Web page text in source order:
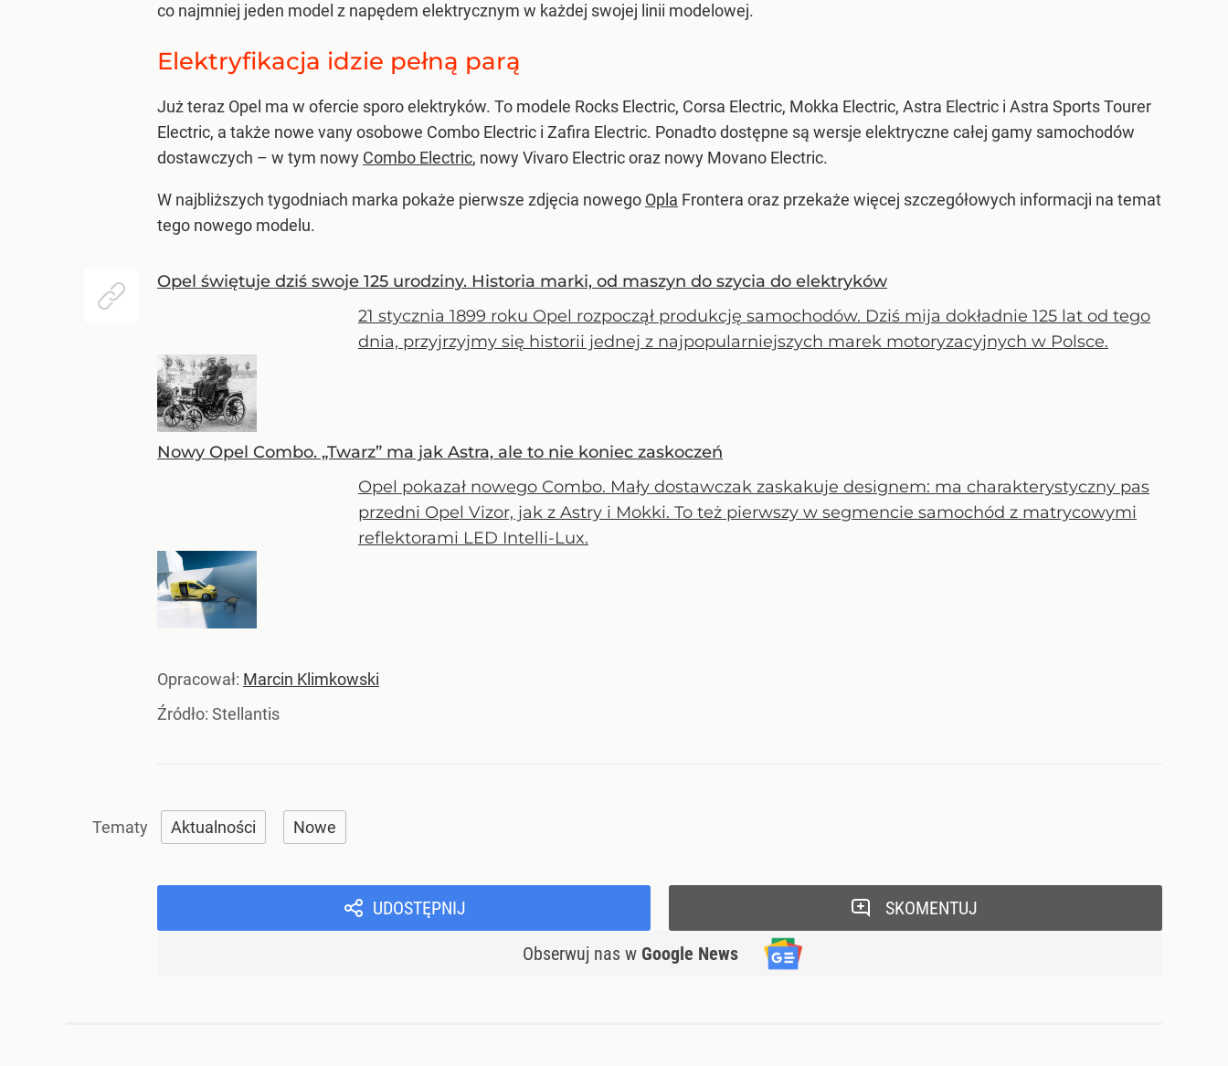
co najmniej jeden model z napędem elektrycznym w każdej swojej linii modelowej.
Elektryfikacja idzie pełną parą
Już teraz Opel ma w ofercie sporo elektryków. To modele Rocks Electric, Corsa Electric, Mokka Electric, Astra Electric i Astra Sports Tourer
Electric, a także nowe vany osobowe Combo Electric i Zafira Electric. Ponadto dostępne są wersje elektryczne całej gamy samochodów
dostawczych – w tym nowy Combo Electric, nowy Vivaro Electric oraz nowy Movano Electric.
W najbliższych tygodniach marka pokaże pierwsze zdjęcia nowego Opla Frontera oraz przekaże więcej szczegółowych informacji na temat
tego nowego modelu.
Opel świętuje dziś swoje 125 urodziny. Historia marki, od maszyn do szycia do elektryków
21 stycznia 1899 roku Opel rozpoczął produkcję samochodów. Dziś mija dokładnie 125 lat od tego
dnia, przyjrzyjmy się historii jednej z najpopularniejszych marek motoryzacyjnych w Polsce.
Nowy Opel Combo. „Twarz” ma jak Astra, ale to nie koniec zaskoczeń
Opel pokazał nowego Combo. Mały dostawczak zaskakuje designem: ma charakterystyczny pas
przedni Opel Vizor, jak z Astry i Mokki. To też pierwszy w segmencie samochód z matrycowymi
reflektorami LED Intelli-Lux.
Opracował: Marcin Klimkowski
Źródło: Stellantis
Aktualności Nowe
UDOSTĘPNIJ
Obserwuj nas w Google News
SKOMENTUJ